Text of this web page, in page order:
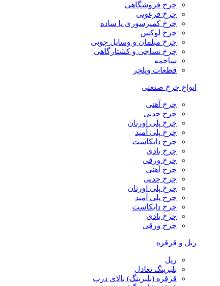
چرخ فروشگاهی
چرخ فرغونی
چرخ کمپرسوری یا ساده
چرخ لوکس
چرخ مبلمان و وسایل چوبی
چرخ نساجی و کشتارگاهی
ساچمه
قطعات ویلچر
انواع چرخ صنعتی
چرخ آهنی
چرخ چدنی
چرخ پلی اورتان
چرخ پلی آمید
چرخ دایکاست
چرخ بادی
چرخ ورقی
چرخ آهنی
چرخ چدنی
چرخ پلی اورتان
چرخ پلی آمید
چرخ دایکاست
چرخ بادی
چرخ ورقی
ریل و قرقره
ریل
بلبرینگ تعادل
قرقره (بلبرینگ) بالای درب